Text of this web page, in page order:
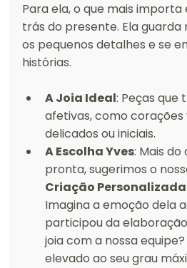
Para ela, o que mais
trás do presente. Ela guarda
os pequenos detalhes e se
histórias.
A Joia Ideal: Peças
afetivas, como corações
delicados ou iniciais.
A Escolha Yves: Mais
pronta, sugerimos o
Criação
Imagina a emoção dela
participou da
joia com a nossa
elevado ao seu grau